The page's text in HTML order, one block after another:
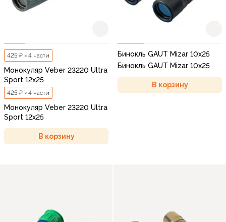
425 ₽ × 4 части
Монокуляр Veber 23220 Ultra
Sport 12x25
425 ₽ × 4 части
Монокуляр Veber 23220 Ultra
Sport 12x25
В корзину
Бинокль GAUT Mizar 10x25
Бинокль GAUT Mizar 10x25
В корзину